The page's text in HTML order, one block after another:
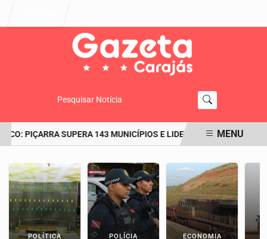
Pesquisar Notícia
PIÇARRA SUPERA 143 MUNICÍPIOS E LIDERA O RANKING DO
MENU
POLÍTICA POLÍCIA ECONOMIA